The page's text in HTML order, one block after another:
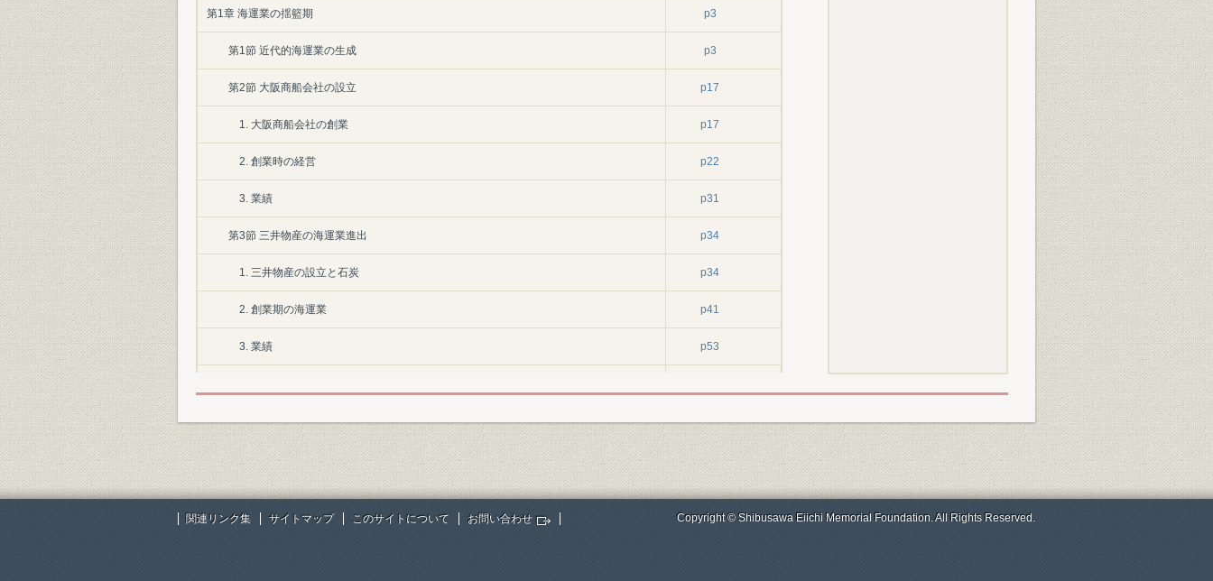
第1章 海運業の揺籃期 p3
第1節 近代的海運業の生成 p3
第2節 大阪商船会社の設立 p17
1. 大阪商船会社の創業 p17
2. 創業時の経営 p22
3. 業績 p31
第3節 三井物産の海運業進出 p34
1. 三井物産の設立と石炭 p34
2. 創業期の海運業 p41
3. 業績 p53
第1節 日清・日露戦争と海運業 p57
第2節 大阪商船の発展 p69
1. 経営の近代化 p69
関連リンク集 サイトマップ このサイトについて お問い合わせ Copyright © Shibusawa Eiichi Memorial Foundation. All Rights Reserved.